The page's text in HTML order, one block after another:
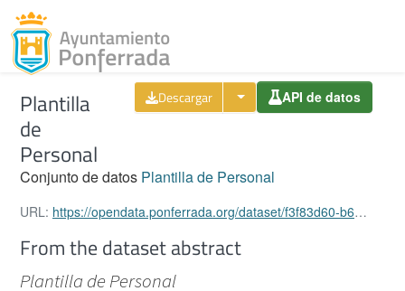
Skip to content Descargar API de datos
Plantilla
de
Personal
Conjunto de datos Plantilla de Personal
URL: https://opendata.ponferrada.org/dataset/f3f83d60-b674-476e-afeb-3ffaaa52754f/resource/a9169cd0-a4cd-45eb-98a0-88e04598fc5b/download/plantilla-de-personal.xlsx
From the dataset abstract
Plantilla de Personal